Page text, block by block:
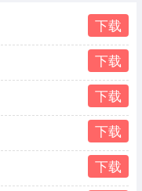
下载
下载
下载
下载
下载